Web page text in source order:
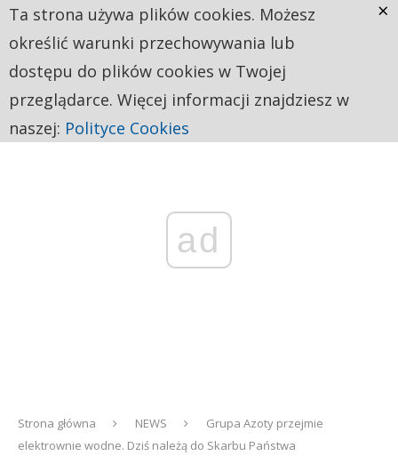
ad
Strona główna NEWS
Grupa Azoty przejmie
elektrownie wodne. Dziś należą do Skarbu Państwa
Ta strona używa plików cookies. Możesz
określić warunki przechowywania lub
dostępu do plików cookies w Twojej
przeglądarce. Więcej informacji znajdziesz w
naszej: Polityce Cookies
×